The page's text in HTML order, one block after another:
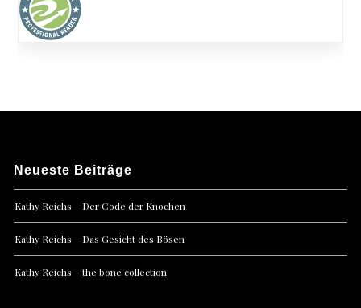
Neueste Beiträge
Kathy Reichs – Der Code der Knochen
Kathy Reichs – Das Gesicht des Bösen
Kathy Reichs – the bone collection